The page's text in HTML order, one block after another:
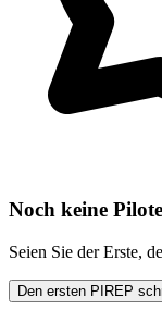
Noch keine
Seien Sie der Erste,
Den ersten PIREP